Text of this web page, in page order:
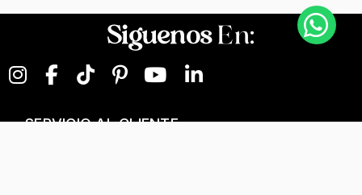
SiguenosEn:
SERVICIO AL CLIENTE